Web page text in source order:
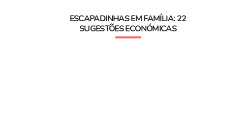
ESCAPADINHAS EM FAMÍLIA: 22
SUGESTÕES ECONÓMICAS